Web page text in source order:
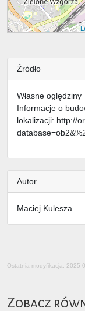
Źródło
Własne oględziny
Informacje o
lokalizacji: http://
Autor
Maciej Kulesza
Ostatnia modyfikacja: 2025-
Zobacz